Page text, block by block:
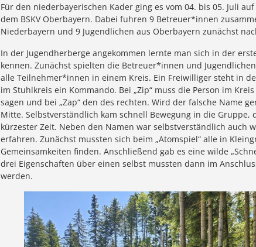
Für den niederbayerischen Kader ging es vom 04. bis 05. Juli
dem BSKV Oberbayern. Dabei fuhren 9 Betreuer*innen
Niederbayern und 9 Jugendlichen aus Oberbayern zunächst
In der Jugendherberge angekommen lernte man sich in der
kennen. Zunächst spielten die Betreuer*innen und
alle Teilnehmer*innen in einem Kreis. Ein Freiwilliger steht in
im Stuhlkreis ein Kommando. Bei „Zip“ muss die Person im
sagen und bei „Zap“ den des rechten. Wird der falsche Name
Mitte. Selbstverständlich kam schnell Bewegung in die Gruppe,
kürzester Zeit. Neben den Namen war selbstverständlich auch
erfahren. Zunächst mussten sich beim „Atomspiel“ alle in
Gemeinsamkeiten finden. Anschließend gab es eine wilde
drei Eigenschaften über einen selbst mussten dann im
werden.